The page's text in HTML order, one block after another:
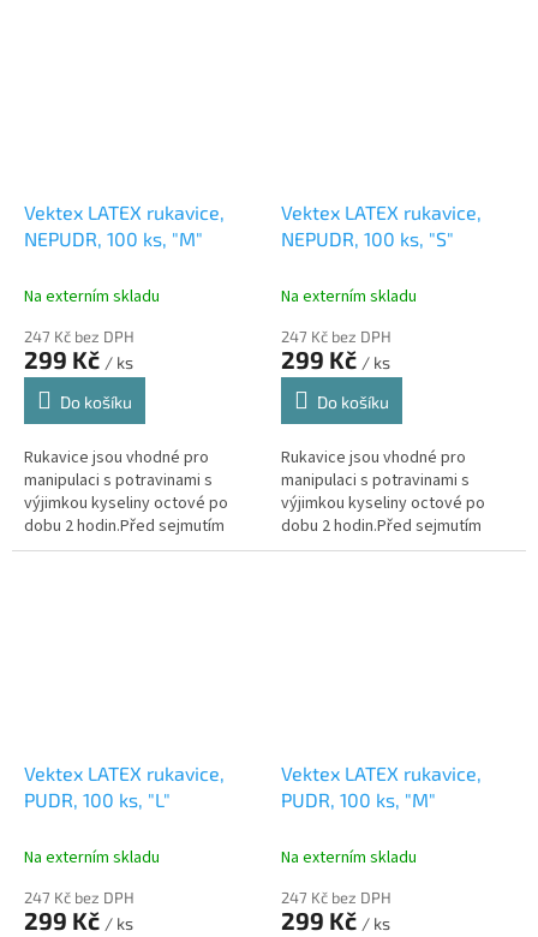
Vektex LATEX rukavice,
NEPUDR, 100 ks, "M"
Na externím skladu
247 Kč bez DPH
299 Kč / ks
Do košíku
Rukavice jsou vhodné pro
manipulaci s potravinami s
výjimkou kyseliny octové po
dobu 2 hodin.Před sejmutím
rukavic, odstraňte veškeré
Vektex LATEX rukavice,
NEPUDR, 100 ks, "S"
Na externím skladu
247 Kč bez DPH
299 Kč / ks
Do košíku
Rukavice jsou vhodné pro
manipulaci s potravinami s
výjimkou kyseliny octové po
dobu 2 hodin.Před sejmutím
rukavic, odstraňte veškeré
Vektex LATEX rukavice,
PUDR, 100 ks, "L"
Na externím skladu
247 Kč bez DPH
299 Kč / ks
Vektex LATEX rukavice,
PUDR, 100 ks, "M"
Na externím skladu
247 Kč bez DPH
299 Kč / ks